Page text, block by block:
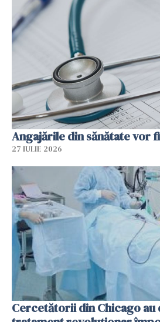
Angajările din sănătate vor
27 IULIE 2026
Cercetătorii din Chicago